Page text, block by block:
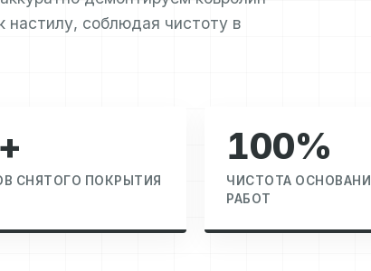
настилу, соблюдая чистоту в
СНЯТОГО ПОКРЫТИЯ
100%
ЧИСТОТА
РАБОТ